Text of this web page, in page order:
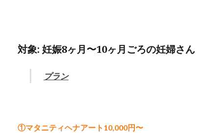
対象: 妊娠8ヶ月〜10ヶ月ごろの妊婦さん
プラン
①マタニティヘナアート 10,000円〜